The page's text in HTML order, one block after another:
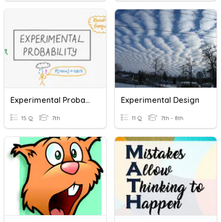
Experimental Probability
15 Q 7th
Experimental Design
11 Q 7th - 8th